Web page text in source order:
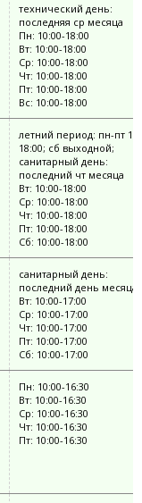
технический день:
последняя ср месяца
Пн: 10:00-18:00
Вт: 10:00-18:00
Ср: 10:00-18:00
Чт: 10:00-18:00
Пт: 10:00-18:00
Вс: 10:00-18:00
летний период: пн-пт
18:00; сб выходной;
санитарный день:
последний чт месяца
Вт: 10:00-18:00
Ср: 10:00-18:00
Чт: 10:00-18:00
Пт: 10:00-18:00
Сб: 10:00-18:00
санитарный день:
последний день месяца
Вт: 10:00-17:00
Ср: 10:00-17:00
Чт: 10:00-17:00
Пт: 10:00-17:00
Сб: 10:00-17:00
Пн: 10:00-16:30
Вт: 10:00-16:30
Ср: 10:00-16:30
Чт: 10:00-16:30
Пт: 10:00-16:30